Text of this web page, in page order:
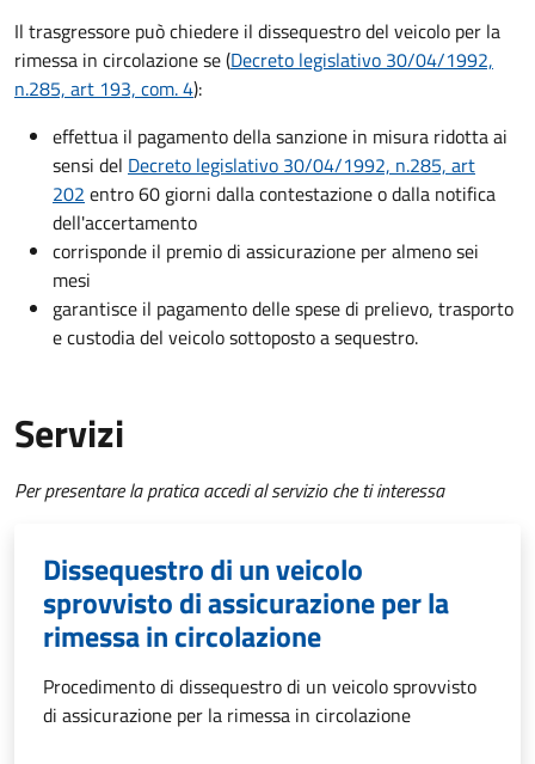
Il trasgressore può chiedere il dissequestro del veicolo per la
rimessa in circolazione se (Decreto legislativo 30/04/1992,
n.285, art 193, com. 4):
effettua il pagamento della sanzione in misura ridotta ai
sensi del Decreto legislativo 30/04/1992, n.285, art
202 entro 60 giorni dalla contestazione o dalla notifica
dell'accertamento
corrisponde il premio di assicurazione per almeno sei
mesi
garantisce il pagamento delle spese di prelievo, trasporto
e custodia del veicolo sottoposto a sequestro.
Servizi
Per presentare la pratica accedi al servizio che ti interessa
Dissequestro di un veicolo
sprovvisto di assicurazione per la
rimessa in circolazione
Procedimento di dissequestro di un veicolo sprovvisto
di assicurazione per la rimessa in circolazione